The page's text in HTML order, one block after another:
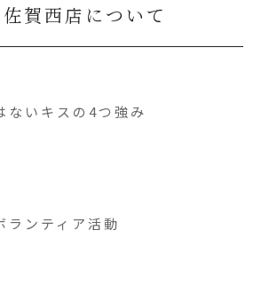
賀西店について
ないキスの4つ強み
ランティア活動